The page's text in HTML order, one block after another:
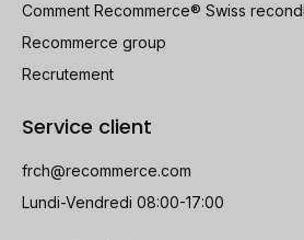
Comment Recommerce® Swiss
Recommerce group
Recrutement
Service client
frch@recommerce.com
Lundi-Vendredi 08:00-17:00